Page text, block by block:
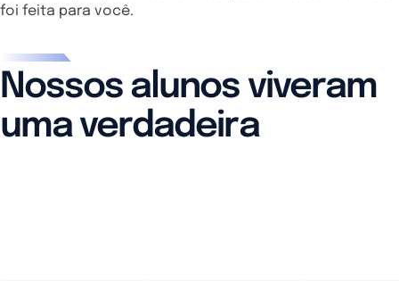
foi feita para você.
Nossos alunos viveram
uma verdadeira